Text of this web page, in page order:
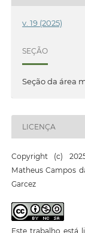
v. 19 (2025)
SEÇÃO
Seção da área
LICENÇA
Copyright (c)
Matheus Campos
Garcez
Este trabalho está